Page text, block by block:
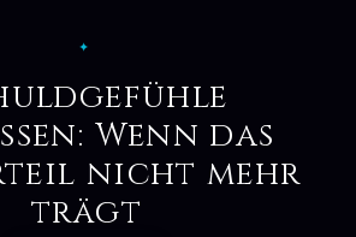
✦
Wenn das
nicht mehr
trägt